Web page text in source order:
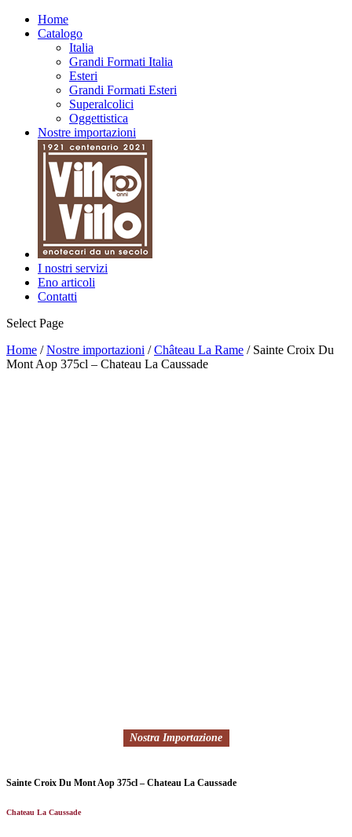
Home
Catalogo
Italia
Grandi Formati Italia
Esteri
Grandi Formati Esteri
Superalcolici
Oggettistica
Nostre importazioni
I nostri servizi
Eno articoli
Contatti
Select Page
Home /Nostre importazioni /Château La Rame / Sainte Croix Du
Mont Aop 375cl – Chateau La Caussade
Nostra Importazione
Sainte Croix Du Mont Aop 375cl – Chateau La Caussade
Chateau La Caussade